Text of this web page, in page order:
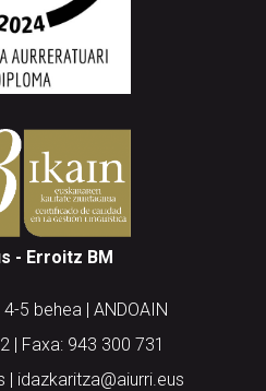
- Erroitz BM
5 behea | ANDOAIN
| Faxa: 943 300 731
| idazkaritza@aiurri.eus